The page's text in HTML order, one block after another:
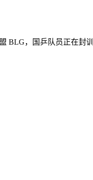
BLG，国乒队员正在封